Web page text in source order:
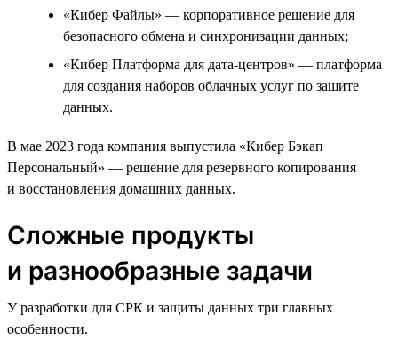
«Кибер Файлы» — корпоративное решение для
безопасного обмена и синхронизации данных;
«Кибер Платформа для дата-центров» — платформа
для создания наборов облачных услуг по защите
данных.
В мае 2023 года компания выпустила «Кибер Бэкап
Персональный» — решение для резервного копирования
и восстановления домашних данных.
Сложные продукты
и разнообразные задачи
У разработки для СРК и защиты данных три главных
особенности.